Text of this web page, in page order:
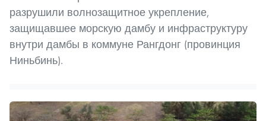
разрушили волнозащитное укрепление,
защищавшее морскую дамбу и инфраструктуру
внутри дамбы в коммуне Рангдонг (провинция
Ниньбинь).